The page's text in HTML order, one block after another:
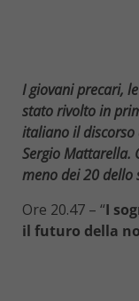
I giovani precari,
stato rivolto in
italiano il discorso
Sergio Mattarella.
meno dei 20 dello
Ore 20.47 – “I
il futuro della